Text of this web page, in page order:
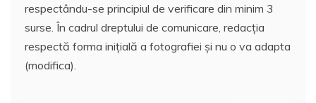
respectându-se principiul de verificare din minim 3
surse. În cadrul dreptului de comunicare, redacția
respectă forma inițială a fotografiei și nu o va adapta
(modifica).